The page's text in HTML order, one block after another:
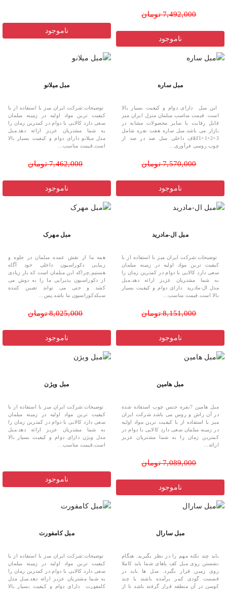
7,492,000 تومان
ناموجود
ناموجود
مبل ساره
این مبل دارای دوام و کیفیت بسیار بالا
است. قیمت مناسب مبلمان منزل ایران میز
قابل رقابت با سایر محصولات مشابه در
بازار می باشد.مبل ساره هفت نفره شامل
3+2+1+1کلاف داخلی مبل صد در صد از
چوب روسی فرآوری...
7,570,000 تومان
ناموجود
مبل میلانو
توضیحات:شرکت ایران میز با استفاده از با
کیفیت ترین مواد اولیه در زمینه مبلمان
سعی دارد کالایی با دوام در کمترین زمان را
به شما مشتریان عزیز ارائه دهد.مبل
مدل میلانو دارای دوام و کیفیت بسیار بالا
است.قیمت مناسب...
7,462,000 تومان
ناموجود
مبل ال-مادرید
توضیحات:شرکت ایران میز با استفاده از با
کیفیت ترین مواد اولیه در زمینه مبلمان
سعی دارد کالایی با دوام در کمترین زمان را
به شما مشتریان عزیز ارائه دهد.مبل
مدل ال-مادرید دارای دوام و کیفیت بسیار
بالا است.قیمت مناسب...
8,151,000 تومان
ناموجود
مبل مهرک
همه ما از نقش عمده مبلمان در جلوه و
زیبایی دکوراسیون داخلی خود آگاه
هستیم,چراکه این مبلمان است که بار زیادی
از دکوراسیون پذیرایی ما را به دوش می
کشد و حتی می تواند تعیین کننده
سبکدکوراسیون ما باشد.پس...
8,025,000 تومان
ناموجود
مبل هامین
مبل هامین 7نفره جنس چوب استفاده شده
در آن راش و روس می باشد شرکت ایران
میز با استفاده از با کیفیت ترین مواد اولیه
در زمینه مبلمان سعی دارد کالایی با دوام در
کمترین زمان را به شما مشتریان عزیز
ارائه...
7,089,000 تومان
ناموجود
مبل ویژن
توضیحات:شرکت ایران میز با استفاده از با
کیفیت ترین مواد اولیه در زمینه مبلمان
سعی دارد کالایی با دوام در کمترین زمان را
به شما مشتریان عزیز ارائه دهد.مبل
مدل ویژن دارای دوام و کیفیت بسیار بالا
است.قیمت مناسب...
ناموجود
مبل سارال
باید چند نکته مهم را در نظر بگیرید. هنگام
نشستن روی مبل کف پاهای شما باید کاملا
روی زمین قرار بگیرد. مبل ها باید در
قسمت گودی کمر برآمده باشند یا چند
کوسن در آن منطقه قرار گرفته باشد تا از
مبل کامفورت
توضیحات:شرکت ایران میز با استفاده از با
کیفیت ترین مواد اولیه در زمینه مبلمان
سعی دارد کالایی با دوام در کمترین زمان را
به شما مشتریان عزیز ارائه دهد.مبل مدل
کامفورت دارای دوام و کیفیت بسیار بالا